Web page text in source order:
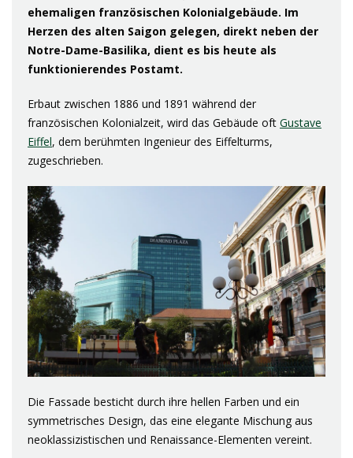
ehemaligen französischen Kolonialgebäude. Im
Herzen des alten Saigon gelegen, direkt neben der
Notre-Dame-Basilika, dient es bis heute als
funktionierendes Postamt.
Erbaut zwischen 1886 und 1891 während der
französischen Kolonialzeit, wird das Gebäude oft Gustave
Eiffel, dem berühmten Ingenieur des Eiffelturms,
zugeschrieben.
Die Fassade besticht durch ihre hellen Farben und ein
symmetrisches Design, das eine elegante Mischung aus
neoklassizistischen und Renaissance-Elementen vereint.